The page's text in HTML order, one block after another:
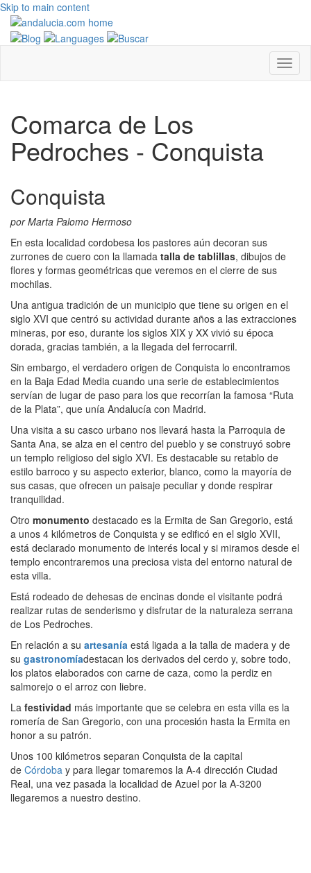
Skip to main content
Comarca de Los
Pedroches - Conquista
Conquista
por Marta Palomo Hermoso
En esta localidad cordobesa los pastores aún decoran sus
zurrones de cuero con la llamada talla de tablillas, dibujos de
flores y formas geométricas que veremos en el cierre de sus
mochilas.
Una antigua tradición de un municipio que tiene su origen en el
siglo XVI que centró su actividad durante años a las extracciones
mineras, por eso, durante los siglos XIX y XX vivió su época
dorada, gracias también, a la llegada del ferrocarril.
Sin embargo, el verdadero origen de Conquista lo encontramos
en la Baja Edad Media cuando una serie de establecimientos
servían de lugar de paso para los que recorrían la famosa “Ruta
de la Plata”, que unía Andalucía con Madrid.
Una visita a su casco urbano nos llevará hasta la Parroquia de
Santa Ana, se alza en el centro del pueblo y se construyó sobre
un templo religioso del siglo XVI. Es destacable su retablo de
estilo barroco y su aspecto exterior, blanco, como la mayoría de
sus casas, que ofrecen un paisaje peculiar y donde respirar
tranquilidad.
Otro monumento destacado es la Ermita de San Gregorio, está
a unos 4 kilómetros de Conquista y se edificó en el siglo XVII,
está declarado monumento de interés local y si miramos desde el
templo encontraremos una preciosa vista del entorno natural de
esta villa.
Está rodeado de dehesas de encinas donde el visitante podrá
realizar rutas de senderismo y disfrutar de la naturaleza serrana
de Los Pedroches.
En relación a su artesanía está ligada a la talla de madera y de
su gastronomíadestacan los derivados del cerdo y, sobre todo,
los platos elaborados con carne de caza, como la perdiz en
salmorejo o el arroz con liebre.
La festividad más importante que se celebra en esta villa es la
romería de San Gregorio, con una procesión hasta la Ermita en
honor a su patrón.
Unos 100 kilómetros separan Conquista de la capital
de Córdoba y para llegar tomaremos la A-4 dirección Ciudad
Real, una vez pasada la localidad de Azuel por la A-3200
llegaremos a nuestro destino.